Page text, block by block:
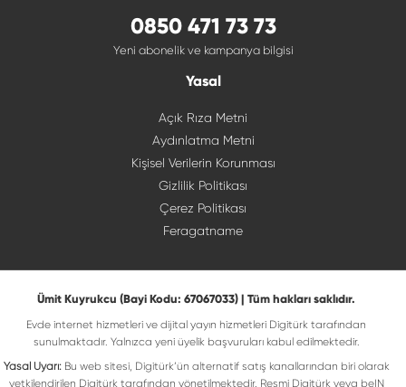
0850 471 73 73
Yeni abonelik ve kampanya bilgisi
Yasal
Açık Rıza Metni
Aydınlatma Metni
Kişisel Verilerin Korunması
Gizlilik Politikası
Çerez Politikası
Feragatname
Ümit Kuyrukcu (Bayi Kodu: 67067033) | Tüm hakları saklıdır.
Evde internet hizmetleri ve dijital yayın hizmetleri Digitürk tarafından
sunulmaktadır. Yalnızca yeni üyelik başvuruları kabul edilmektedir.
Yasal Uyarı:Bu web sitesi, Digitürk’ün alternatif satış kanallarından biri olarak
yetkilendirilen Digitürk tarafından yönetilmektedir. Resmi Digitürk veya beIN